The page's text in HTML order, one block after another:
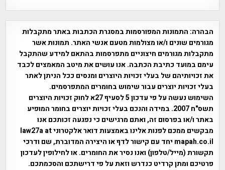
הבהרה: התמונות המפורסמות במסגרת הכתבות באתר מתקבלות
מגורמים שונים ו/או מצולמות מטעם אנשי האתר. תמונות אשר
מתקבלות מגורמים חיצוניים מתפרסמות בהתאם למידע שהתקבל
עימם במועד כתיבת הכתבה. אנו עושים את מיטב המאמצים לכבד
את זכויותיהם של בעלי זכויות היוצרים ומנסים ככל הניתן לאתר
בעלי זכויות יוצרים עבור שימוש בחומרים המתפרסמים.
השימוש נעשה על פי עדכון 5 לסעיף 27א לחוק זכויות היוצרים
תשס"ח 2007. במידה והנכם בעלי זכויות יוצרים בחומר המופיע
באתר ו/או בפרסום זה, ואתם מרגישים כי נפגעה זכותכם אנו
מבקשים ממכם לפנות אלינו באמצעות דואר אלקטרוני law27a at
mapah.co.il יחד עם קישור לדף או היצירה המדוברת, שם ודרכי
תקשורת (מייל/טלפון) ואנו נסיר את החומרים. או לחילופין לעדכון
פרטיכם ומתן קרדיט כנדרש וזאת על פי דרישתכם והסכמתכם.